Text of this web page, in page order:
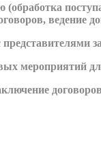
(обработка
ведение
мероприятий